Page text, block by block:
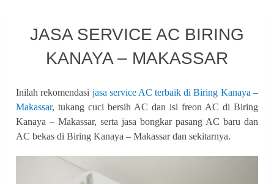
JASA SERVICE AC BIRING
KANAYA – MAKASSAR
Inilah rekomendasi jasa service AC terbaik di Biring Kanaya –
Makassar, tukang cuci bersih AC dan isi freon AC di Biring
Kanaya – Makassar, serta jasa bongkar pasang AC baru dan
AC bekas di Biring Kanaya – Makassar dan sekitarnya.